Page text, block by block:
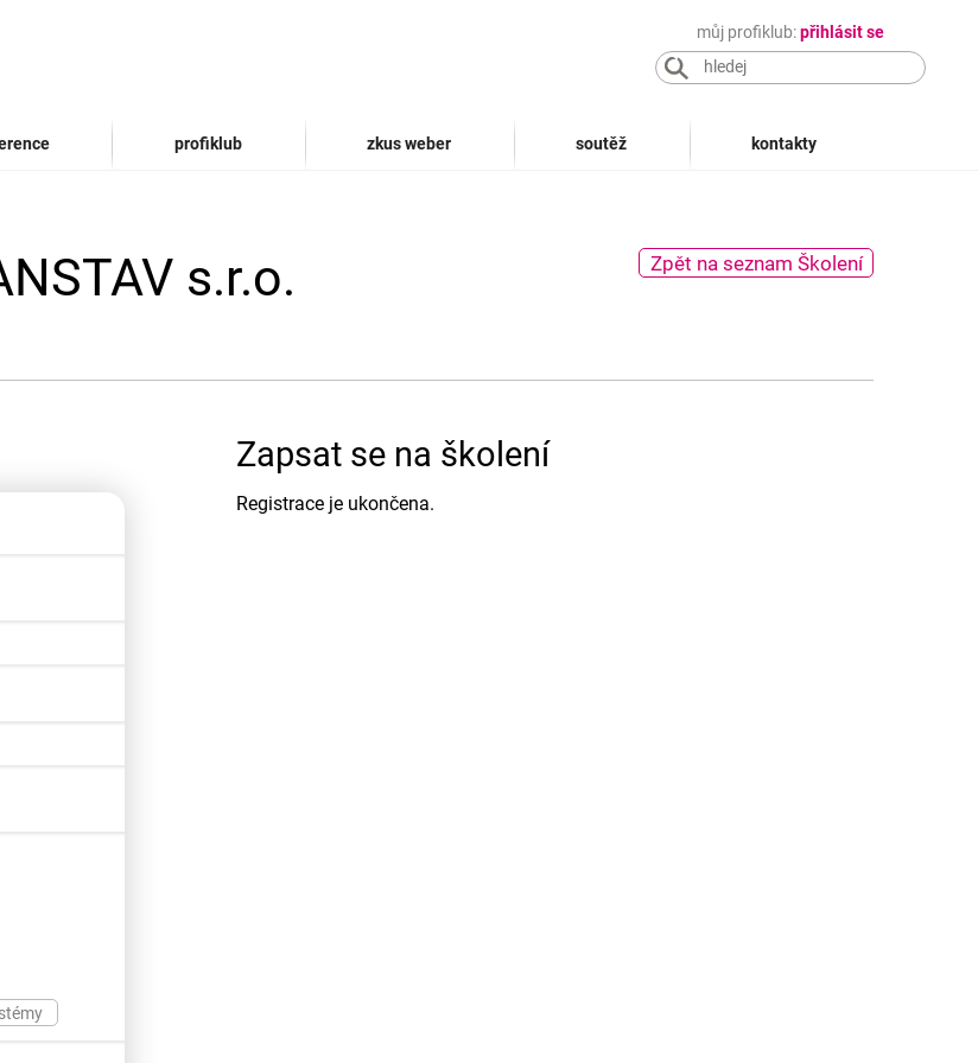
můj profiklub:přihlásit se
profiklub zkus weber soutěž kontakty
s.r.o. Zpět na seznam Školení
Zapsat se na školení
Registrace je ukončena.